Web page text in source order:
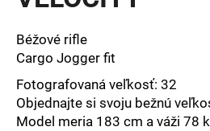
hviezdičiek.
Béžové rifle
Cargo Jogger fit
Fotografovaná veľkosť: 32
Objednajte si svoju bežnú
Model meria 183 cm a váži 78
ú
č
m
e